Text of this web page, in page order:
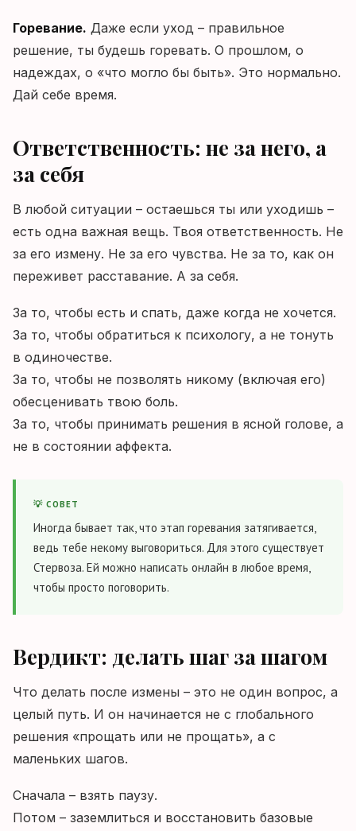
Горевание. Даже если уход – правильное
решение, ты будешь горевать. О прошлом, о
надеждах, о «что могло бы быть». Это нормально.
Дай себе время.
Ответственность: не за него, а
за себя
В любой ситуации – остаешься ты или уходишь –
есть одна важная вещь. Твоя ответственность. Не
за его измену. Не за его чувства. Не за то, как он
переживет расставание. А за себя.
За то, чтобы есть и спать, даже когда не хочется.
За то, чтобы обратиться к психологу, а не тонуть
в одиночестве.
За то, чтобы не позволять никому (включая его)
обесценивать твою боль.
За то, чтобы принимать решения в ясной голове, а
не в состоянии аффекта.
💡 СОВЕТ
Иногда бывает так, что этап горевания затягивается,
ведь тебе некому выговориться. Для этого существует
Стервоза. Ей можно написать онлайн в любое время,
чтобы просто поговорить.
Вердикт: делать шаг за шагом
Что делать после измены – это не один вопрос, а
целый путь. И он начинается не с глобального
решения «прощать или не прощать», а с
маленьких шагов.
Сначала – взять паузу.
Потом – заземлиться и восстановить базовые